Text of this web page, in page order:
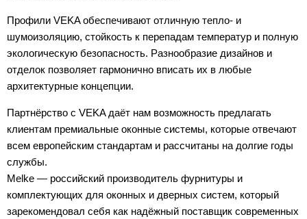
Профили VEKA обеспечивают отличную тепло- и
шумоизоляцию, стойкость к перепадам температур и полную
экологическую безопасность. Разнообразие дизайнов и
отделок позволяет гармонично вписать их в любые
архитектурные концепции.
Партнёрство с VEKA даёт нам возможность предлагать
клиентам премиальные оконные системы, которые отвечают
всем европейским стандартам и рассчитаны на долгие годы
службы.
Melke — российский производитель фурнитуры и
комплектующих для оконных и дверных систем, который
зарекомендовал себя как надёжный поставщик современных